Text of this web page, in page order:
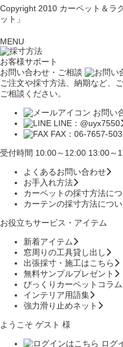
Copyright 2010 カーペット＆ラ
ット」
MENU
お客様サポート
お問い合わせ・ご相談
ご注文や採寸方法、納期など、
ご相談ください。
お問い
LINE：@uyx7550
FAX：06-7657-
受付時間 10:00～12:00 13:00～
よくあるお問い合わせ
お手入れ方法
カーペットの採寸方法に
カーテンの採寸方法につ
お役立ちサービス・アイテム
新着アイテム
窓周りの工具貸し出し
出張採寸・施工はこちら
無料サンプルプレゼント
びっくりカーペットコラム
インテリア用語集
強力滑り止めネット
ようこそ ゲスト 様
ログ